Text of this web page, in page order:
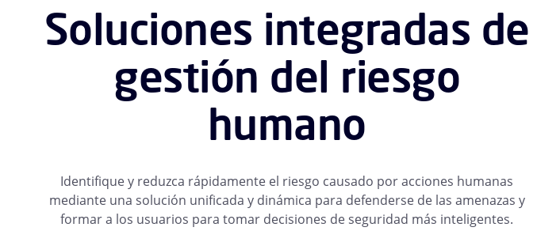
Soluciones integradas de
gestión del riesgo
humano
Identifique y reduzca rápidamente el riesgo causado por acciones humanas
mediante una solución unificada y dinámica para defenderse de las amenazas y
formar a los usuarios para tomar decisiones de seguridad más inteligentes.